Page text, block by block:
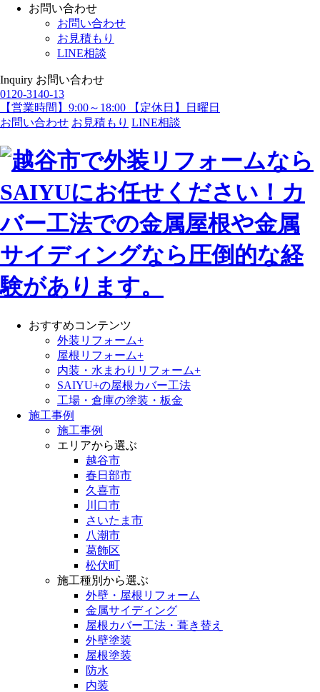
お問い合わせ
お問い合わせ
お見積もり
LINE相談
Inquiry お問い合わせ
0120-3140-13
【営業時間】9:00～18:00 【定休日】日曜日
お問い合わせ お見積もり LINE相談
おすすめコンテンツ
外装リフォーム+
屋根リフォーム+
内装・水まわりリフォーム+
SAIYU+の屋根カバー工法
工場・倉庫の塗装・板金
施工事例
施工事例
エリアから選ぶ
越谷市
春日部市
久喜市
川口市
さいたま市
八潮市
葛飾区
松伏町
施工種別から選ぶ
外壁・屋根リフォーム
金属サイディング
屋根カバー工法・葺き替え
外壁塗装
屋根塗装
防水
内装